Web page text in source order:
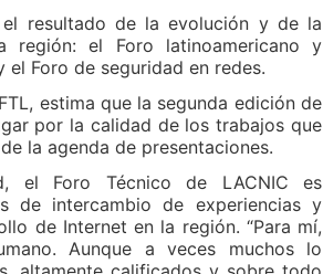
resultado de la evolución y de la
región: el Foro latinoamericano y
Foro de seguridad en redes.
estima que la segunda edición de
por la calidad de los trabajos que
la agenda de presentaciones.
el Foro Técnico de LACNIC es
de intercambio de experiencias y
de Internet en la región. “Para mí,
Aunque a veces muchos lo